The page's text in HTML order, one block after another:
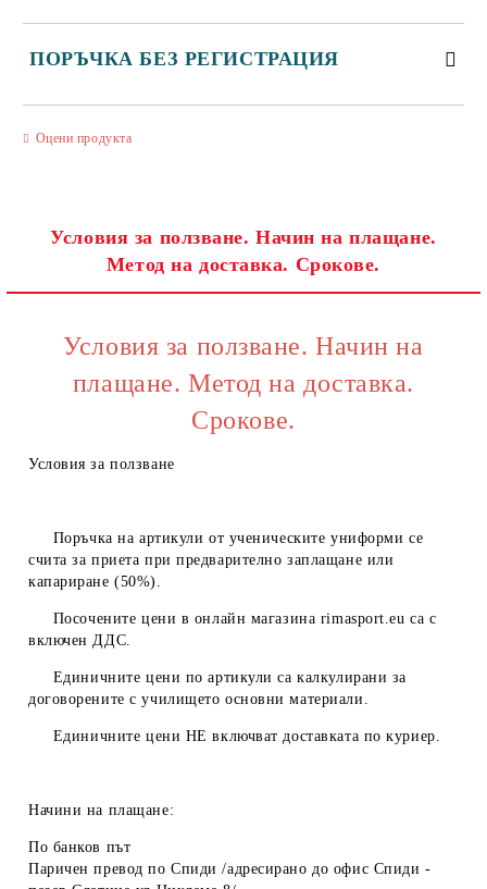
ПОРЪЧКА БЕЗ РЕГИСТРАЦИЯ
Съгласен съм сПолитиката за лични данни
Оцени продукта
Условия за ползване. Начин на плащане.
Метод на доставка. Срокове.
Условия за ползване. Начин на
плащане. Метод на доставка.
Срокове.
Условия за ползване
Поръчка на артикули от ученическите униформи се
счита за приета при предварително заплащане или
капариране (50%).
Посочените цени в онлайн магазина rimasport.eu са с
включен ДДС.
Единичните цени по артикули са калкулирани за
договорените с училището основни материали.
Единичните цени НЕвключват доставката по куриер.
Начини на плащане:
По банков път
Паричен превод по Спиди /адресирано до офис Спиди -